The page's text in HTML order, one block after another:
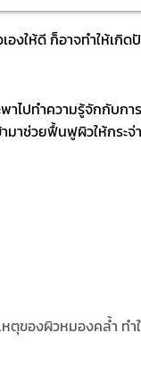
องให้ดี ก็อาจทำให้เ
ปทำความรู้จักกับการ
าช่วยฟื้นฟูผิวให้กระจ่
ตุของผิวหมองคล้ำ ท